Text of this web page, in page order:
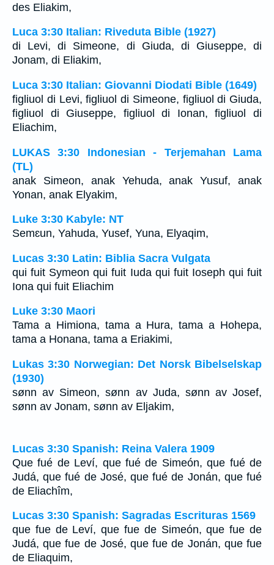
des Eliakim,
Luca 3:30 Italian: Riveduta Bible (1927)
di Levi, di Simeone, di Giuda, di Giuseppe, di
Jonam, di Eliakim,
Luca 3:30 Italian: Giovanni Diodati Bible (1649)
figliuol di Levi, figliuol di Simeone, figliuol di Giuda,
figliuol di Giuseppe, figliuol di Ionan, figliuol di
Eliachim,
LUKAS 3:30 Indonesian - Terjemahan Lama
(TL)
anak Simeon, anak Yehuda, anak Yusuf, anak
Yonan, anak Elyakim,
Luke 3:30 Kabyle: NT
Semɛun, Yahuda, Yusef, Yuna, Elyaqim,
Lucas 3:30 Latin: Biblia Sacra Vulgata
qui fuit Symeon qui fuit Iuda qui fuit Ioseph qui fuit
Iona qui fuit Eliachim
Luke 3:30 Maori
Tama a Himiona, tama a Hura, tama a Hohepa,
tama a Honana, tama a Eriakimi,
Lukas 3:30 Norwegian: Det Norsk Bibelselskap
(1930)
sønn av Simeon, sønn av Juda, sønn av Josef,
sønn av Jonam, sønn av Eljakim,
Lucas 3:30 Spanish: Reina Valera 1909
Que fué de Leví, que fué de Simeón, que fué de
Judá, que fué de José, que fué de Jonán, que fué
de Eliachîm,
Lucas 3:30 Spanish: Sagradas Escrituras 1569
que fue de Leví, que fue de Simeón, que fue de
Judá, que fue de José, que fue de Jonán, que fue
de Eliaquim,